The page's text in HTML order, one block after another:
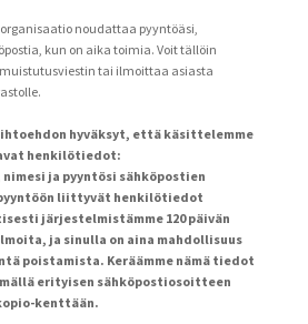
noudattaa pyyntöäsi,
kun on aika toimia. Voit tällöin
tai ilmoittaa asiasta
hyväksyt, että käsittelemme
henkilötiedot:
ja pyyntösi sähköpostien
liittyvät henkilötiedot
järjestelmistämme 120 päivän
ja sinulla on aina mahdollisuus
poistamista. Keräämme nämä tiedot
erityisen sähköpostiosoitteen
kenttään.